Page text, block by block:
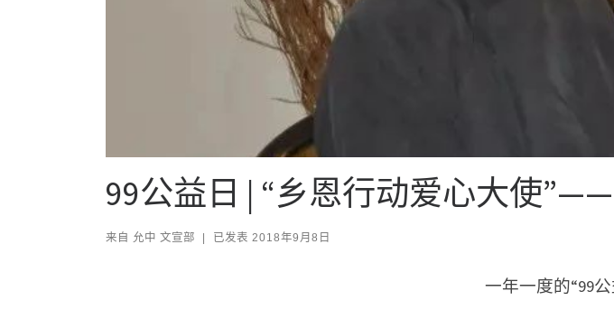
99公益日 | “乡恩行动爱心大使
来自 允中 文宣部 | 已发表 2018年9月8日
一年一度的“99